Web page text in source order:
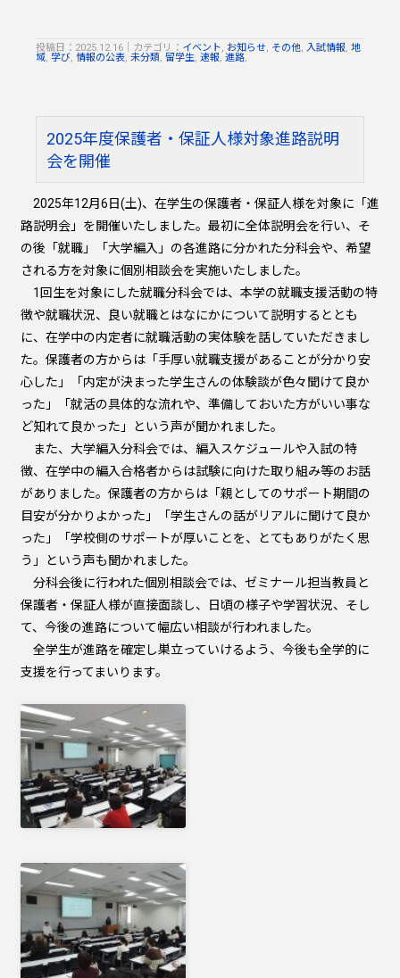
投稿日：2025.12.16 カテゴリ： イベント, お知らせ, その他, 入試情報, 地
域, 学び, 情報の公表, 未分類, 留学生, 速報, 進路,
2025年度保護者・保証人様対象進路説明
会を開催
2025年12月6日(土)、在学生の保護者・保証人様を対象に「進
路説明会」を開催いたしました。最初に全体説明会を行い、そ
の後「就職」「大学編入」の各進路に分かれた分科会や、希望
される方を対象に個別相談会を実施いたしました。
1回生を対象にした就職分科会では、本学の就職支援活動の特
徴や就職状況、良い就職とはなにかについて説明するととも
に、在学中の内定者に就職活動の実体験を話していただきまし
た。保護者の方からは「手厚い就職支援があることが分かり安
心した」「内定が決まった学生さんの体験談が色々聞けて良か
った」「就活の具体的な流れや、準備しておいた方がいい事な
ど知れて良かった」という声が聞かれました。
また、大学編入分科会では、編入スケジュールや入試の特
徴、在学中の編入合格者からは試験に向けた取り組み等のお話
がありました。保護者の方からは「親としてのサポート期間の
目安が分かりよかった」「学生さんの話がリアルに聞けて良か
った」「学校側のサポートが厚いことを、とてもありがたく思
う」という声も聞かれました。
分科会後に行われた個別相談会では、ゼミナール担当教員と
保護者・保証人様が直接面談し、日頃の様子や学習状況、そし
て、今後の進路について幅広い相談が行われました。
全学生が進路を確定し巣立っていけるよう、今後も全学的に
支援を行ってまいります。